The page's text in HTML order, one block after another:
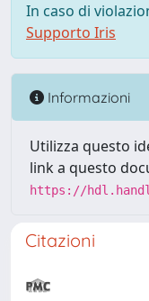
In caso di
Supporto Iris
Informazioni
Utilizza questo
link a questo
https://
Citazioni